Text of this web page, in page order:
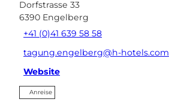
Dorfstrasse 33
6390 Engelberg
+41 (0)41 639 58 58
tagung.engelberg@h-hotels.com
Website
Anreise